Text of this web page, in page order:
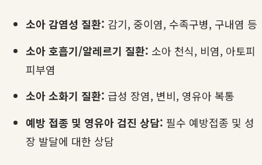
소아 감염성 질환: 감기, 중이염, 수족구병, 구내염 등
소아 호흡기/알레르기 질환: 소아 천식, 비염, 아토피
피부염
소아 소화기 질환: 급성 장염, 변비, 영유아 복통
예방 접종 및 영유아 검진 상담: 필수 예방접종 및 성
장 발달에 대한 상담